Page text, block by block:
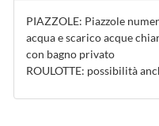
PIAZZOLE: Piazzole
acqua e scarico acque
con bagno privato
ROULOTTE: possibilità